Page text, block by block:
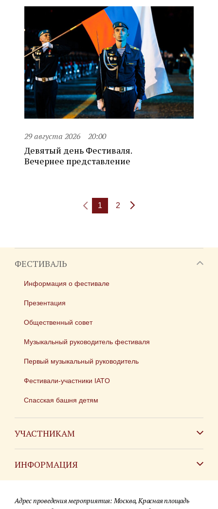
29 августа 2026 20:00
Девятый день Фестиваля.
Вечернее представление
1 2
ФЕСТИВАЛЬ
Информация о фестивале
Презентация
Общественный совет
Музыкальный руководитель фестиваля
Первый музыкальный руководитель
Фестивали-участники IATO
Спасская башня детям
УЧАСТНИКАМ
ИНФОРМАЦИЯ
Для СМИ
Адрес проведения мероприятия: Москва, Красная площадь